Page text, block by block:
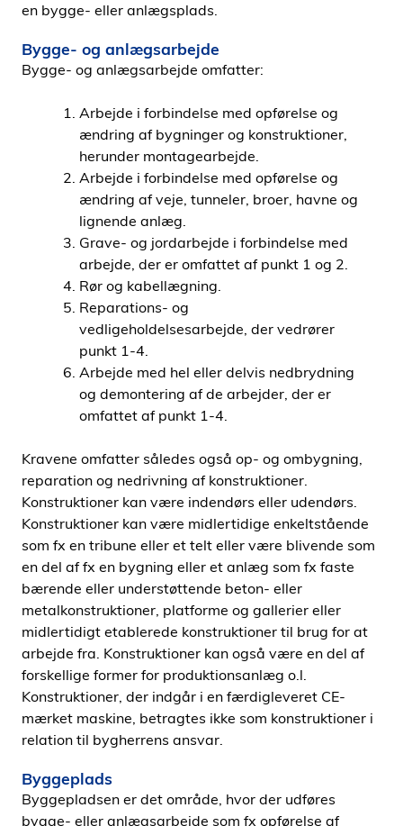
en bygge- eller anlægsplads.
Bygge- og anlægsarbejde
Bygge- og anlægsarbejde omfatter:
Arbejde i forbindelse med opførelse og
ændring af bygninger og konstruktioner,
herunder montagearbejde.
Arbejde i forbindelse med opførelse og
ændring af veje, tunneler, broer, havne og
lignende anlæg.
Grave- og jordarbejde i forbindelse med
arbejde, der er omfattet af punkt 1 og 2.
Rør og kabellægning.
Reparations- og
vedligeholdelsesarbejde, der vedrører
punkt 1-4.
Arbejde med hel eller delvis nedbrydning
og demontering af de arbejder, der er
omfattet af punkt 1-4.
Kravene omfatter således også op- og ombygning,
reparation og nedrivning af konstruktioner.
Konstruktioner kan være indendørs eller udendørs.
Konstruktioner kan være midlertidige enkeltstående
som fx en tribune eller et telt eller være blivende som
en del af fx en bygning eller et anlæg som fx faste
bærende eller understøttende beton- eller
metalkonstruktioner, platforme og gallerier eller
midlertidigt etablerede konstruktioner til brug for at
arbejde fra. Konstruktioner kan også være en del af
forskellige former for produktionsanlæg o.l.
Konstruktioner, der indgår i en færdigleveret CE-
mærket maskine, betragtes ikke som konstruktioner i
relation til bygherrens ansvar.
Byggeplads
Byggepladsen er det område, hvor der udføres
bygge- eller anlægsarbejde som fx opførelse af